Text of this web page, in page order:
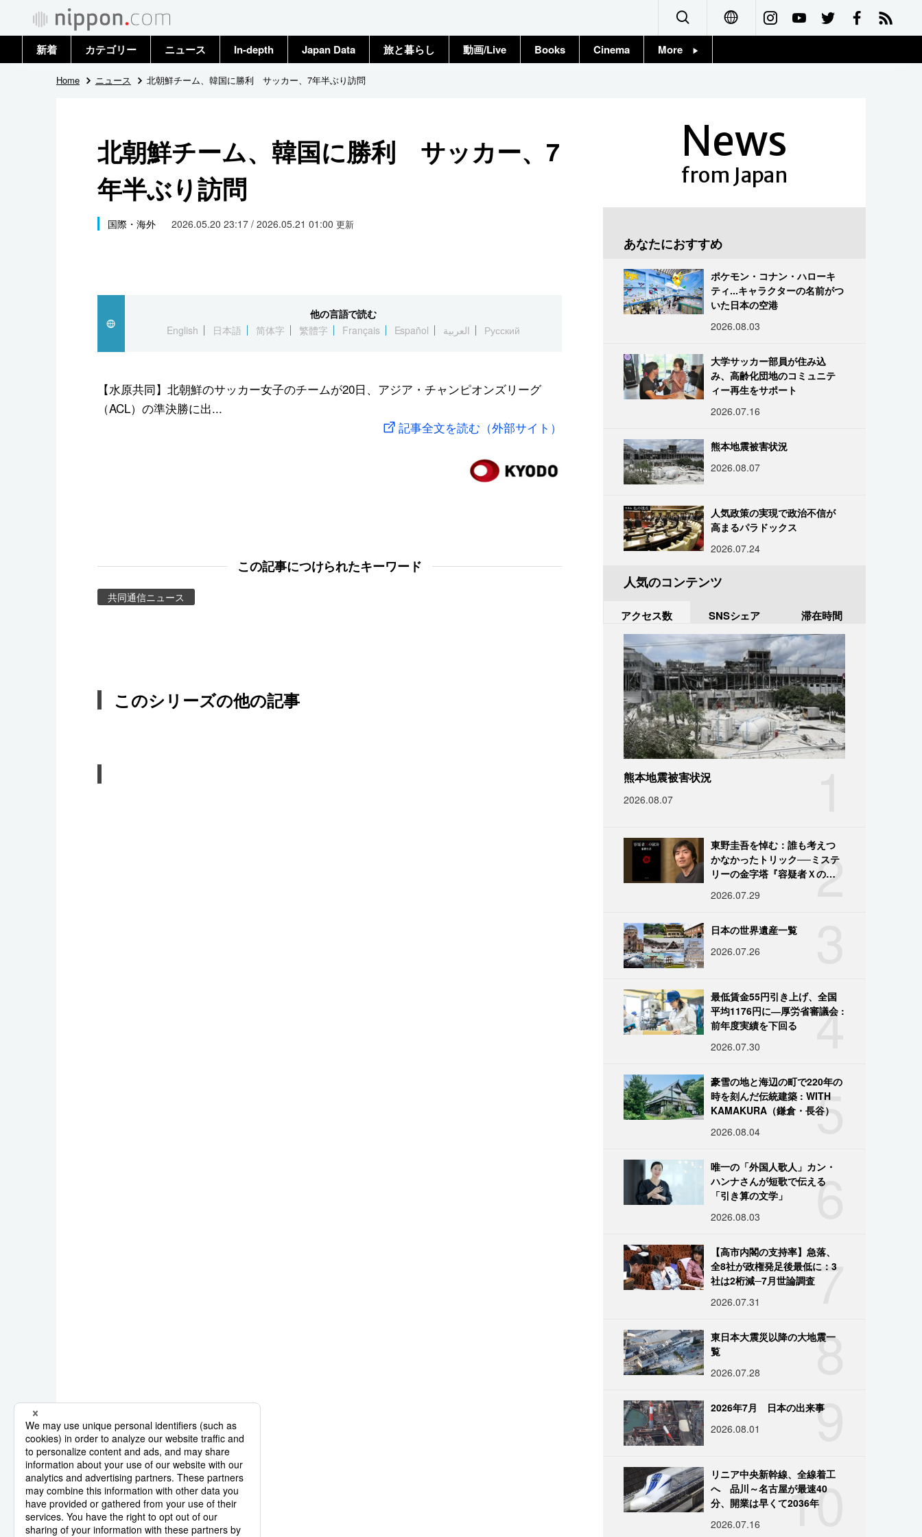
Français
新着 カテゴリー
政治・外交
国際
社会
文化
スポーツ・東京2020
ニュース
トップ
In-depth Japan Data 旅と暮らし 動画/Live Books Cinema More
Home ニュース 北朝鮮チーム、韓国に勝利 サッカー、7年半ぶり訪問
北朝鮮チーム、韓国に勝利 サッカー、7
年半ぶり訪問
国際・海外 2026.05.20 23:17 / 2026.05.21 01:00 更新
他の言語で読む
English
日本語 简体字 繁體字 Français Español العربية Русский
【水原共同】北朝鮮のサッカー女子のチームが20日、アジア・チャンピオンズリーグ
（ACL）の準決勝に出...
記事全文を読む（外部サイト）
この記事につけられたキーワード
共同通信ニュース
このシリーズの他の記事
News
from Japan
あなたにおすすめ
ポケモン・コナン・ハローキ
ティ...キャラクターの名前がつ
いた日本の空港
2026.08.03
大学サッカー部員が住み込
み、高齢化団地のコミュニテ
ィー再生をサポート
2026.07.16
熊本地震被害状況
2026.08.07
人気政策の実現で政治不信が
高まるパラドックス
2026.07.24
人気のコンテンツ
アクセス数 SNSシェア 滞在時間
熊本地震被害状況
2026.08.07
2
東野圭吾を悼む：誰も考えつ
かなかったトリック──ミステ
リーの金字塔『容疑者Ｘの献
2026.07.29
日本の世界遺産一覧
2026.07.26
4
最低賃金55円引き上げ、全国
平均1176円に―厚労省審議会 :
前年度実績を下回る
2026.07.30
5
豪雪の地と海辺の町で220年の
時を刻んだ伝統建築 : WITH
KAMAKURA（鎌倉・長谷）
2026.08.04
6
唯一の「外国人歌人」カン・
ハンナさんが短歌で伝える
「引き算の文学」
2026.08.03
7
【高市内閣の支持率】急落、
全8社が政権発足後最低に：3
社は2桁減─7月世論調査
2026.07.31
8
東日本大震災以降の大地震一
覧
2026.07.28
9
2026年7月 日本の出来事
2026.08.01
10
リニア中央新幹線、全線着工
へ 品川～名古屋が最速40
分、開業は早くて2036年
2026.07.16